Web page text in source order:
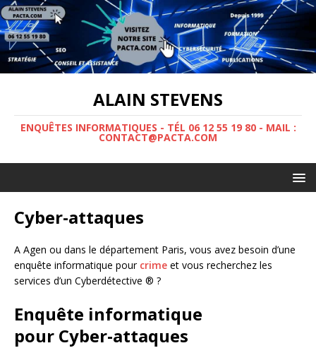
ALAIN STEVENS
ENQUÊTES INFORMATIQUES - TÉL 06 12 55 19 80 - MAIL :
CONTACT@PACTA.COM
Cyber-attaques
A Agen ou dans le département Paris, vous avez besoin d’une
enquête informatique pour crime et vous recherchez les
services d’un Cyberdétective ® ?
Enquête informatique
pour Cyber-attaques